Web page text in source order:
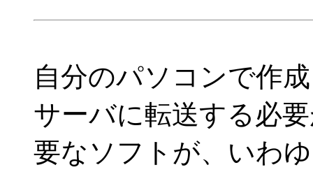
自分のパソコンで作
サーバに転送する必
要なソフトが、いわ